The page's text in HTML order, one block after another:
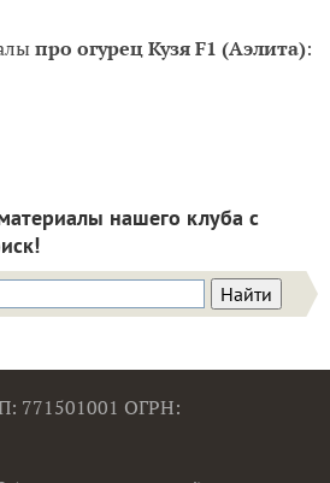
про огурец Кузя F1 (Аэлита):
нашего клуба с
771501001 ОГРН: